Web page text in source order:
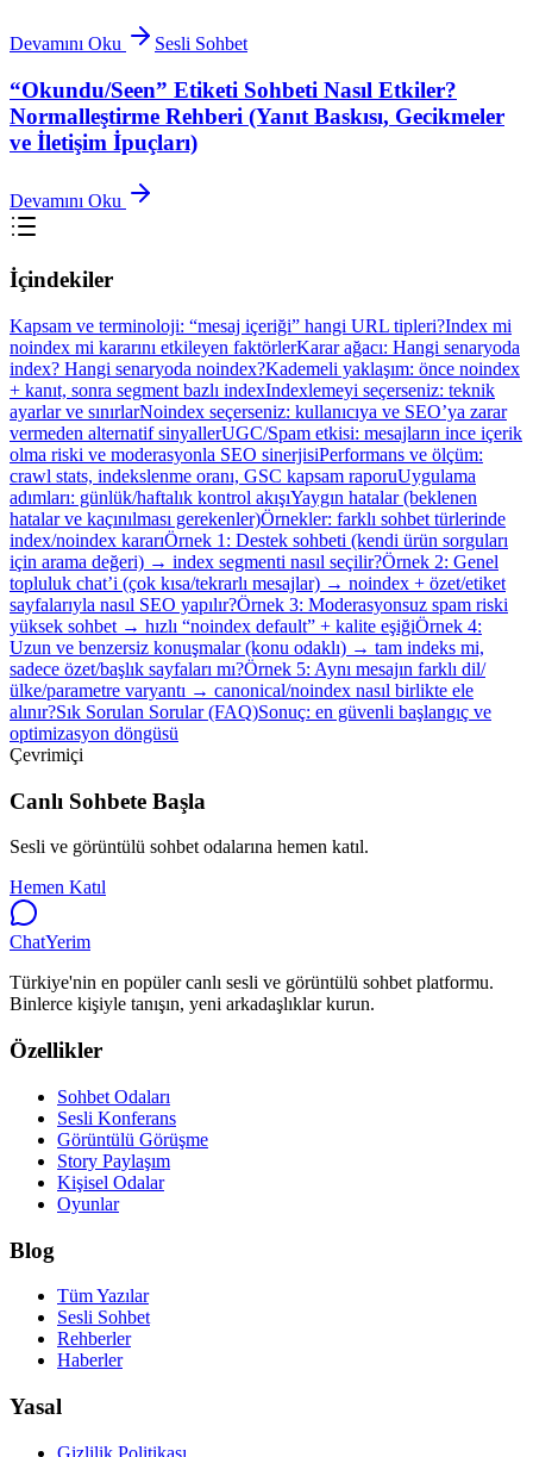
Devamını Oku Sesli Sohbet
“Okundu/Seen” Etiketi Sohbeti Nasıl Etkiler?
Normalleştirme Rehberi (Yanıt Baskısı, Gecikmeler
ve İletişim İpuçları)
Devamını Oku
İçindekiler
Kapsam ve terminoloji: “mesaj içeriği” hangi URL tipleri?Index mi
noindex mi kararını etkileyen faktörlerKarar ağacı: Hangi senaryoda
index? Hangi senaryoda noindex?Kademeli yaklaşım: önce noindex
+ kanıt, sonra segment bazlı indexIndexlemeyi seçerseniz: teknik
ayarlar ve sınırlarNoindex seçerseniz: kullanıcıya ve SEO’ya zarar
vermeden alternatif sinyallerUGC/Spam etkisi: mesajların ince içerik
olma riski ve moderasyonla SEO sinerjisiPerformans ve ölçüm:
crawl stats, indekslenme oranı, GSC kapsam raporuUygulama
adımları: günlük/haftalık kontrol akışıYaygın hatalar (beklenen
hatalar ve kaçınılması gerekenler)Örnekler: farklı sohbet türlerinde
index/noindex kararıÖrnek 1: Destek sohbeti (kendi ürün sorguları
için arama değeri) → index segmenti nasıl seçilir?Örnek 2: Genel
topluluk chat’i (çok kısa/tekrarlı mesajlar) → noindex + özet/etiket
sayfalarıyla nasıl SEO yapılır?Örnek 3: Moderasyonsuz spam riski
yüksek sohbet → hızlı “noindex default” + kalite eşiğiÖrnek 4:
Uzun ve benzersiz konuşmalar (konu odaklı) → tam indeks mi,
sadece özet/başlık sayfaları mı?Örnek 5: Aynı mesajın farklı dil/
ülke/parametre varyantı → canonical/noindex nasıl birlikte ele
alınır?Sık Sorulan Sorular (FAQ)Sonuç: en güvenli başlangıç ve
optimizasyon döngüsü
Çevrimiçi
Canlı Sohbete Başla
Sesli ve görüntülü sohbet odalarına hemen katıl.
Hemen Katıl
ChatYerim
Türkiye'nin en popüler canlı sesli ve görüntülü sohbet platformu.
Binlerce kişiyle tanışın, yeni arkadaşlıklar kurun.
Özellikler
Sohbet Odaları
Sesli Konferans
Görüntülü Görüşme
Story Paylaşım
Kişisel Odalar
Oyunlar
Blog
Tüm Yazılar
Sesli Sohbet
Rehberler
Haberler
Yasal
Gizlilik Politikası